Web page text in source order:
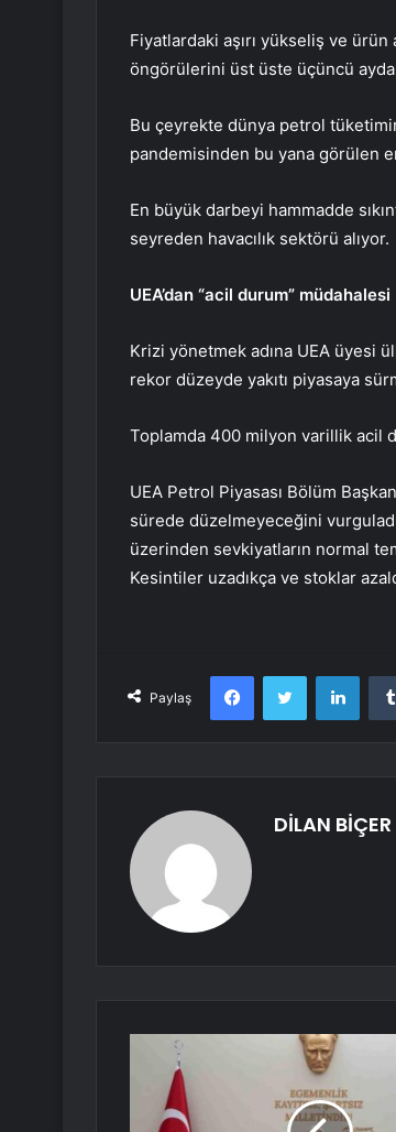
Fiyatlardaki aşırı yükseliş ve ürün
öngörülerini üst üste üçüncü
Bu çeyrekte dünya petrol
pandemisinden bu yana görülen
En büyük darbeyi hammadde
seyreden havacılık sektörü alıyor.
UEA’dan “acil durum” müdahalesi
Krizi yönetmek adına UEA üyesi
rekor düzeyde yakıtı piyasaya
Toplamda 400 milyon varillik acil
UEA Petrol Piyasası Bölüm
sürede düzelmeyeceğini
üzerinden sevkiyatların normal
Kesintiler uzadıkça ve stoklar
Paylaş
FacebookTwitter
DİLAN BİÇER